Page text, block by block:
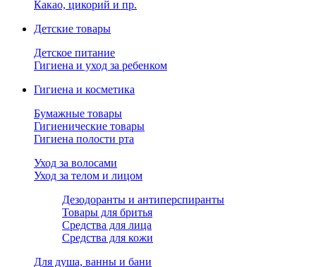
Какао, цикорий и пр.
Детские товары
Детское питание
Гигиена и уход за ребенком
Гигиена и косметика
Бумажные товары
Гигиенические товары
Гигиена полости рта
Уход за волосами
Уход за телом и лицом
Дезодоранты и антиперспиранты
Товары для бритья
Средства для лица
Средства для кожи
Для душа, ванны и бани